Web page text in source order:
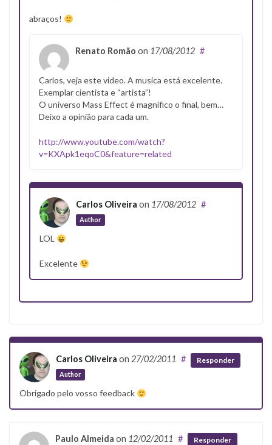
abraços!
Renato Romão on 17/08/2012 #
Carlos, veja este video. A musica está excelente.
Exemplar cientista e “artista”!
O universo Mass Effect é magnifico o final, bem…
Deixo a opinião para cada um.
http://www.youtube.com/watch?
v=KXApk1eqoC0&feature=related
Carlos Oliveira on 17/08/2012
Author
#
LOL
Excelente
Carlos Oliveira on 27/02/2011
Author
# Responder
Obrigado pelo vosso feedback
Paulo Almeida on 12/02/2011 # Responder